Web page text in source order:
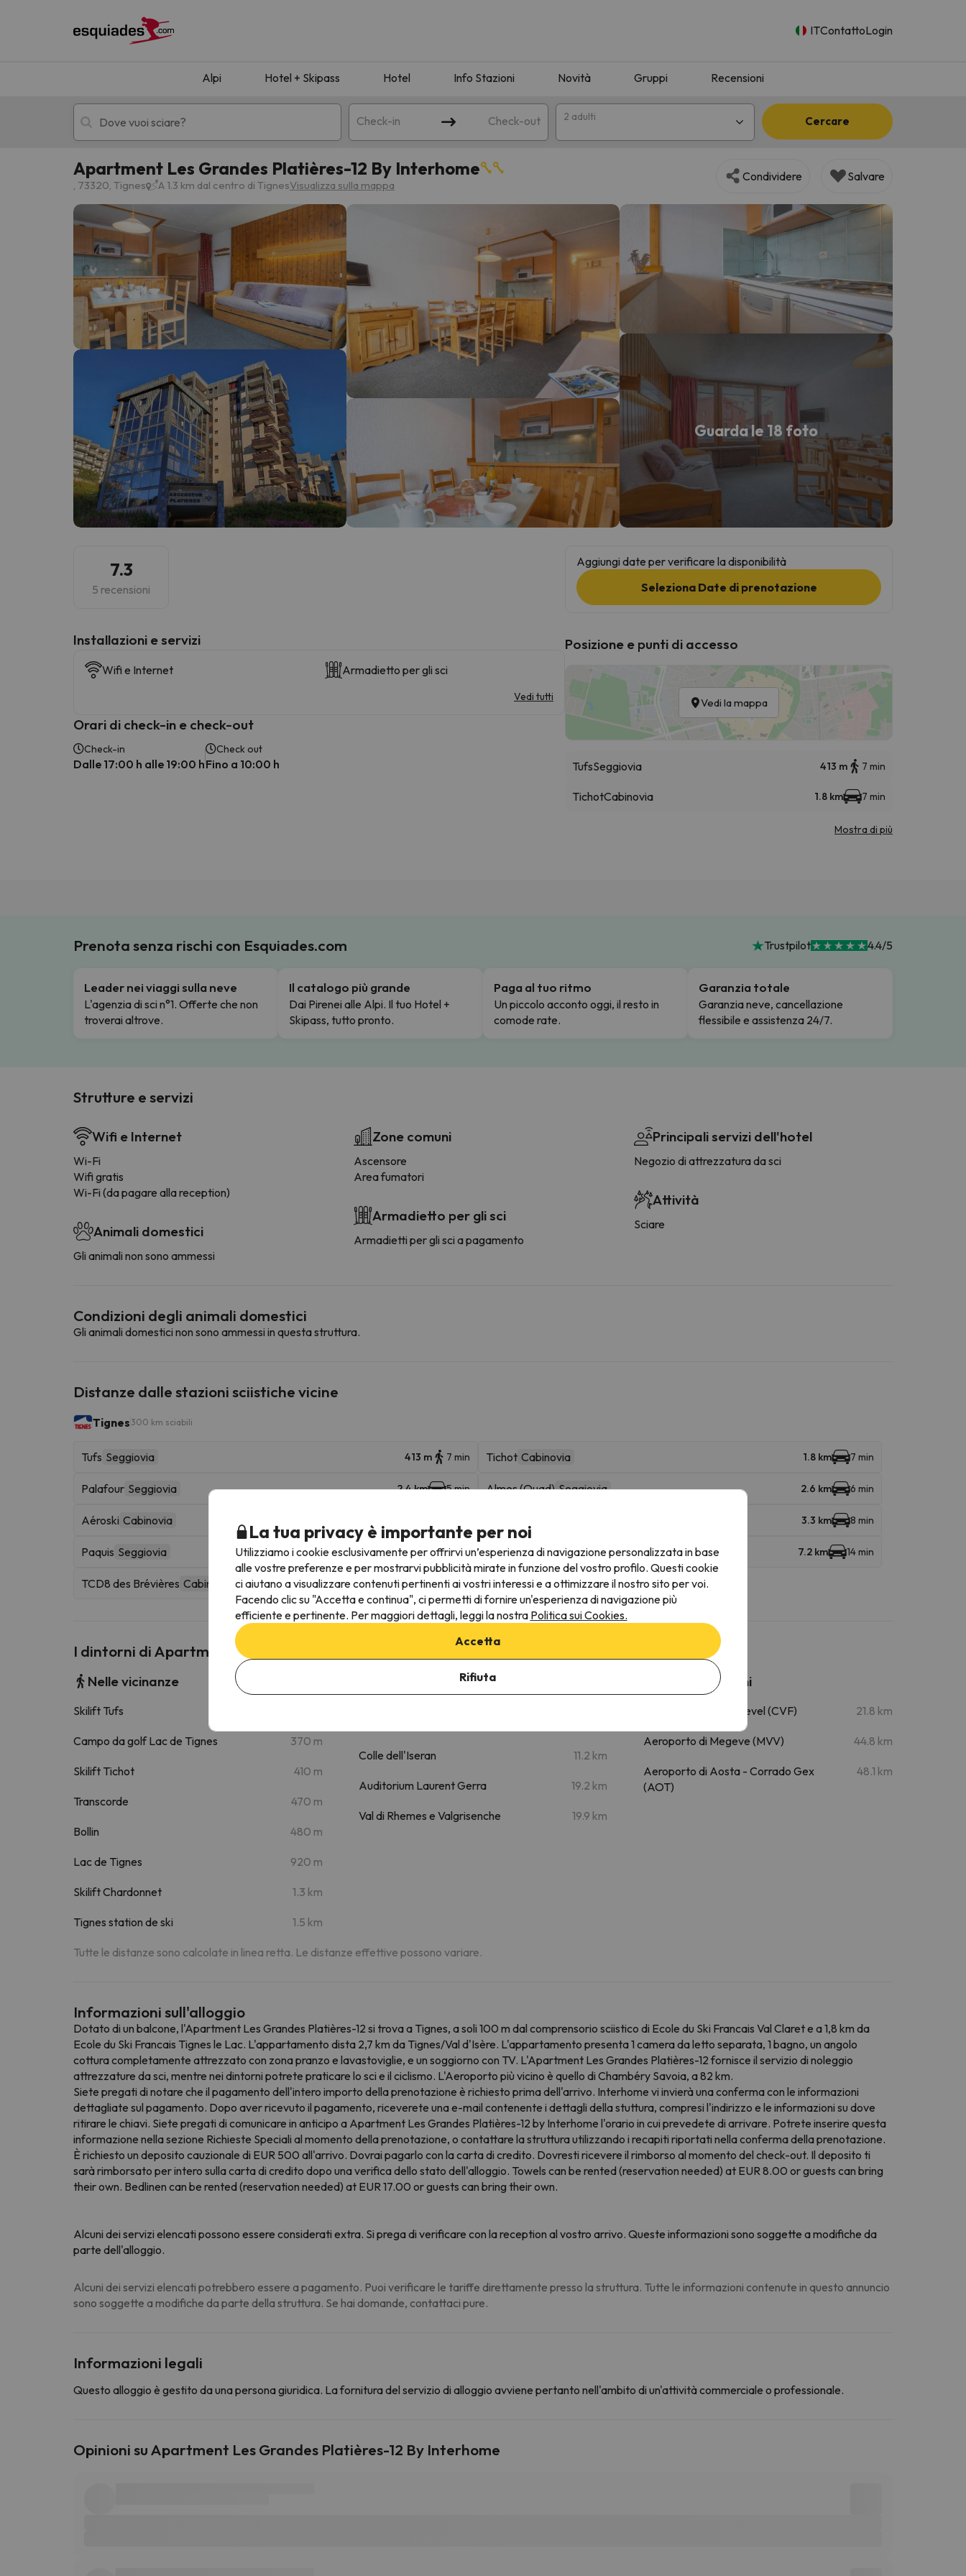
ITContattoLogin
Alpi Hotel + Skipass Hotel Info Stazioni Novità Gruppi Recensioni
Check-in Check-out 2 adulti Cercare
Hotel + skipass Hotel di montagna
Ops, non abbiamo trovato alcun risultato corrispondente alla sua ricerca. Provare a modificare la destinazione.
Sembra che il nostro ricercatore abbia perso la strada. Non appena troverà la bussola, tornerà.
Apartment Les Grandes Platières-12 By Interhome
, 73320, Tignes A 1.3 km dal centro di TignesVisualizza sulla mappa
Condividere Salvare
Guarda le 18 foto
7.3
5 recensioni
Installazioni e servizi
Wifi e Internet Armadietto per gli sci
Vedi tutti
Orari di check-in e check-out
Check-in
Dalle 17:00 h alle 19:00 h
Check out
Fino a 10:00 h
Aggiungi date per verificare la disponibilità
Seleziona Date di prenotazione
Posizione e punti di accesso
Vedi la mappa
TufsSeggiovia 413 m 7 min
TichotCabinovia 1.8 km 7 min
Mostra di più
Prenota senza rischi con Esquiades.com Trustpilot 4.4/5
Leader nei viaggi sulla neve
L'agenzia di sci n°1. Offerte che non
troverai altrove.
Il catalogo più grande
Dai Pirenei alle Alpi. Il tuo Hotel +
Skipass, tutto pronto.
Paga al tuo ritmo
Un piccolo acconto oggi, il resto in
comode rate.
Garanzia totale
Garanzia neve, cancellazione
flessibile e assistenza 24/7.
Strutture e servizi
Wifi e Internet
Wi-Fi
Wifi gratis
Wi-Fi (da pagare alla reception)
Animali domestici
Gli animali non sono ammessi
Zone comuni
Ascensore
Area fumatori
Armadietto per gli sci
Armadietti per gli sci a pagamento
Principali servizi dell'hotel
Negozio di attrezzatura da sci
Attività
Sciare
Condizioni degli animali domestici
Gli animali domestici non sono ammessi in questa struttura.
Distanze dalle stazioni sciistiche vicine
Tignes 300 km sciabili
Tufs Seggiovia 413 m 7 min Tichot Cabinovia 1.8 km 7 min
Palafour Seggiovia 2.4 km 5 min Almes (Quad) Seggiovia 2.6 km 6 min
Aéroski Cabinovia 3.3 km 8 min
Paquis Seggiovia 3.4 km 8 min TCD10 des Boisses Cabinovia 7.2 km 14 min
TCD8 des Brévières Cabinovia 12.7 km 22 min
I dintorni di Apartment Les Grandes Platières-12 By Interhome
Nelle vicinanze
Skilift Tufs
Campo da golf Lac de Tignes 370 m
Skilift Tichot 410 m
Transcorde 470 m
Bollin 480 m
Lac de Tignes 920 m
Skilift Chardonnet 1.3 km
Tignes station de ski 1.5 km
Luoghi di interesse
Colle dell'Iseran 11.2 km
Auditorium Laurent Gerra 19.2 km
Val di Rhemes e Valgrisenche 19.9 km
Aeroporti vicini
Aeroporto di Courchevel (CVF) 21.8 km
Aeroporto di Megeve (MVV) 44.8 km
Aeroporto di Aosta - Corrado Gex
(AOT)
48.1 km
Tutte le distanze sono calcolate in linea retta. Le distanze effettive possono variare.
Informazioni sull'alloggio
Dotato di un balcone, l'Apartment Les Grandes Platières-12 si trova a Tignes, a soli 100 m dal comprensorio sciistico di Ecole du Ski Francais Val Claret e a 1,8 km da
Ecole du Ski Francais Tignes le Lac. L'appartamento dista 2,7 km da Tignes/Val d'Isère. L'appartamento presenta 1 camera da letto separata, 1 bagno, un angolo
cottura completamente attrezzato con zona pranzo e lavastoviglie, e un soggiorno con TV. L'Apartment Les Grandes Platières-12 fornisce il servizio di noleggio
attrezzature da sci, mentre nei dintorni potrete praticare lo sci e il ciclismo. L'Aeroporto più vicino è quello di Chambéry Savoia, a 82 km.
Siete pregati di notare che il pagamento dell'intero importo della prenotazione è richiesto prima dell'arrivo. Interhome vi invierà una conferma con le informazioni
dettagliate sul pagamento. Dopo aver ricevuto il pagamento, riceverete una e-mail contenente i dettagli della stuttura, compresi l'indirizzo e le informazioni su dove
ritirare le chiavi. Siete pregati di comunicare in anticipo a Apartment Les Grandes Platières-12 by Interhome l'orario in cui prevedete di arrivare. Potrete inserire questa
informazione nella sezione Richieste Speciali al momento della prenotazione, o contattare la struttura utilizzando i recapiti riportati nella conferma della prenotazione.
È richiesto un deposito cauzionale di EUR 500 all'arrivo. Dovrai pagarlo con la carta di credito. Dovresti ricevere il rimborso al momento del check-out. Il deposito ti
sarà rimborsato per intero sulla carta di credito dopo una verifica dello stato dell'alloggio. Towels can be rented (reservation needed) at EUR 8.00 or guests can bring
their own. Bedlinen can be rented (reservation needed) at EUR 17.00 or guests can bring their own.
Alcuni dei servizi elencati possono essere considerati extra. Si prega di verificare con la reception al vostro arrivo. Queste informazioni sono soggette a modifiche da
parte dell'alloggio.
Alcuni dei servizi elencati potrebbero essere a pagamento. Puoi verificare le tariffe direttamente presso la struttura. Tutte le informazioni contenute in questo annuncio
sono soggette a modifiche da parte della struttura. Se hai domande, contattaci pure.
Informazioni legali
Questo alloggio è gestito da una persona giuridica. La fornitura del servizio di alloggio avviene pertanto nell'ambito di un'attività commerciale o professionale.
Opinioni su Apartment Les Grandes Platières-12 By Interhome
La tua privacy è importante per noi
Utilizziamo i cookie esclusivamente per offrirvi un’esperienza di navigazione personalizzata in base
alle vostre preferenze e per mostrarvi pubblicità mirate in funzione del vostro profilo. Questi cookie
ci aiutano a visualizzare contenuti pertinenti ai vostri interessi e a ottimizzare il nostro sito per voi.
Facendo clic su "Accetta e continua", ci permetti di fornire un'esperienza di navigazione più
efficiente e pertinente. Per maggiori dettagli, leggi la nostra Politica sui Cookies.
Accetta
Rifiuta